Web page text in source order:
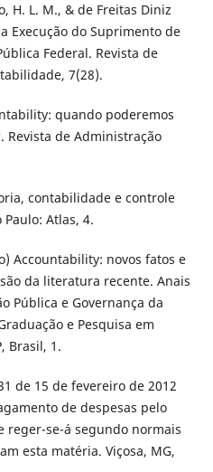
H. L. M., & de Freitas Diniz
Execução do Suprimento de
Federal. Revista de
7(28).
quando poderemos
de Administração
contabilidade e controle
Atlas, 4.
Accountability: novos fatos e
da literatura recente. Anais
Pública e Governança da
e Pesquisa em
Brasil, 1.
de 15 de fevereiro de 2012
de despesas pelo
reger-se-á segundo normais
esta matéria. Viçosa, MG,